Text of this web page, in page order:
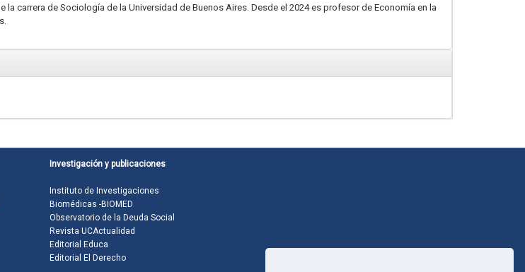
carrera de Sociología de la Universidad de Buenos Aires. Desde el 2024 es profesor de Economía en la
Investigación y publicaciones
Instituto de Investigaciones
Biomédicas -BIOMED
Observatorio de la Deuda Social
Revista UCActualidad
Editorial Educa
Editorial El Derecho